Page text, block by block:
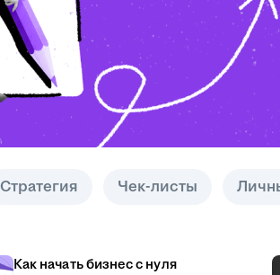
Стратегия Чек-листы
Как начать бизнес с нуля